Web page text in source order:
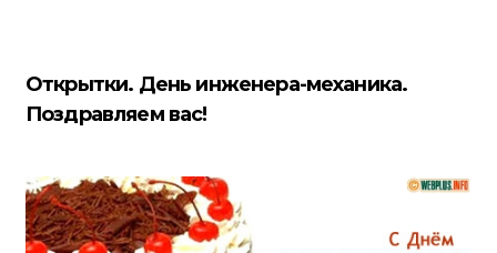
Открытки. День инженера-механика.
Поздравляем вас!